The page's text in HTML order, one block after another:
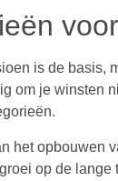
is de basis,
om je winsten
het opbouwen
op de lange